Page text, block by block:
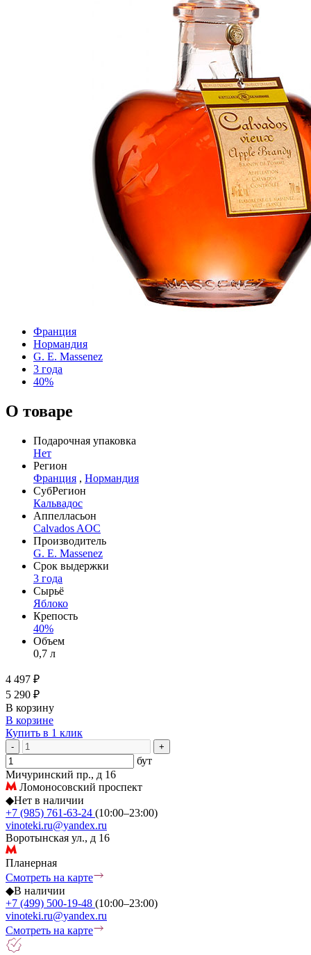
Франция
Нормандия
G. E. Massenez
3 года
40%
О товаре
Подарочная упаковка
Нет
Регион
Франция , Нормандия
СубРегион
Кальвадос
Аппелласьон
Calvados AOC
Производитель
G. E. Massenez
Срок выдержки
3 года
Сырьё
Яблоко
Крепость
40%
Объем
0,7 л
4 497 ₽
5 290 ₽
В корзину
В корзине
Купить в 1 клик
- +
бут
Мичуринский пр., д 16
Ломоносовский проспект
◆Нет в наличии
+7 (985) 761-63-24 (10:00–23:00)
vinoteki.ru@yandex.ru
Воротынская ул., д 16
Планерная
Смотреть на карте
◆В наличии
+7 (499) 500-19-48 (10:00–23:00)
vinoteki.ru@yandex.ru
Смотреть на карте